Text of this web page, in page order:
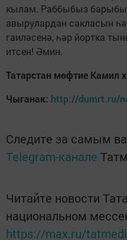
кылам. Раббыбыз
авырулардан сакласын
гаиләсенә, һәр йортка
итсен! Әмин.
Татарстан мөфтие Камил
Чыганак: http://dumrt.ru/
Следите за самым
Telegram-канале
Читайте новости
национальном
https://max.ru/